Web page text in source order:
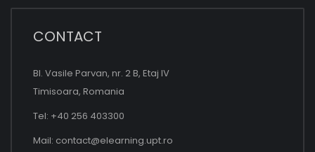
CONTACT
Bl. Vasile Parvan, nr. 2 B, Etaj IV
Timisoara, Romania
Tel: +40 256 403300
Mail: contact@elearning.upt.ro